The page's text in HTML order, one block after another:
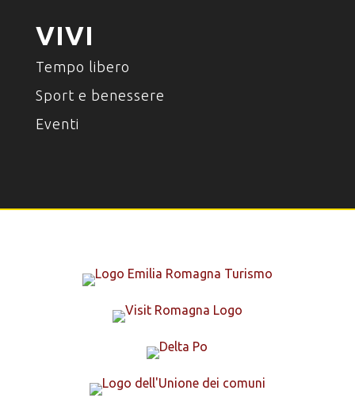
VIVI
Tempo libero
Sport e benessere
Eventi